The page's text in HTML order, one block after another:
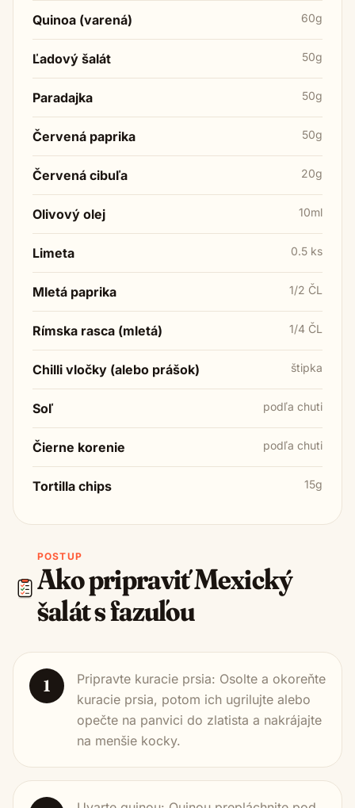
Quinoa (varená) 60g
Ľadový šalát 50g
Paradajka 50g
Červená paprika 50g
Červená cibuľa 20g
Olivový olej 10ml
Limeta 0.5 ks
Mletá paprika 1/2 ČL
Rímska rasca (mletá) 1/4 ČL
Chilli vločky (alebo prášok) štipka
Soľ podľa chuti
Čierne korenie podľa chuti
Tortilla chips 15g
POSTUP
Ako pripraviťMexický
šalát s fazuľou
1
Pripravte kuracie prsia: Osolte a okoreňte
kuracie prsia, potom ich ugrilujte alebo
opečte na panvici do zlatista a nakrájajte
na menšie kocky.